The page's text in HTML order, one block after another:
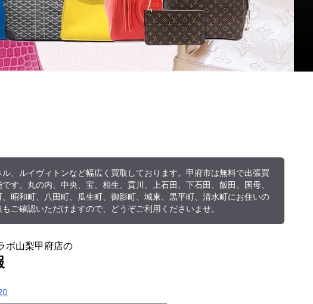
、ルイヴィトンなど幅広く買取しております。甲府市は無料で出張買
す。丸の内、中央、宝、相生、貢川、上石田、下石田、飯田、国母、
昭和町、八田町、瓜生町、御影町、城東、黒平町、清水町にお住いの
ご確認いただけますので、どうぞご利用くださいませ。
ボ山梨甲府店の